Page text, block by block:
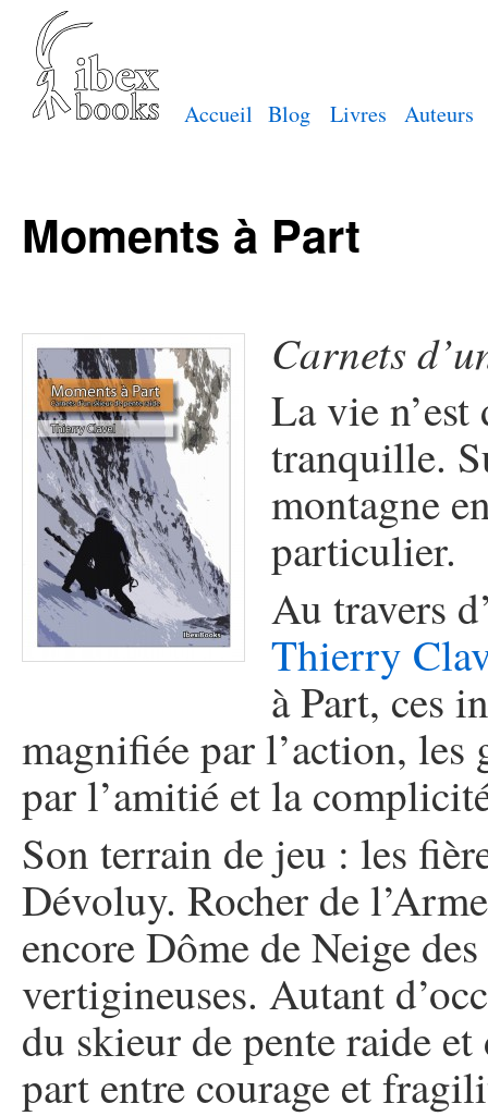
Accueil Blog Livres Auteurs
Moments à Part
Carnets
La vie
tranquille.
montagne
particulier.
Au travers
Thierry
à Part, ces
magnifiée par l’action, les
par l’amitié et la
Son terrain de jeu : les
Dévoluy. Rocher de
encore Dôme de Neige
vertigineuses. Autant
du skieur de pente raide
part entre courage et